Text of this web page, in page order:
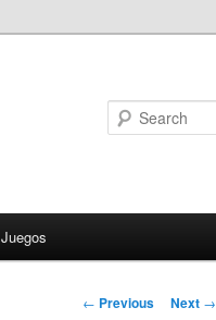
Juegos
Post
← Previous Next →